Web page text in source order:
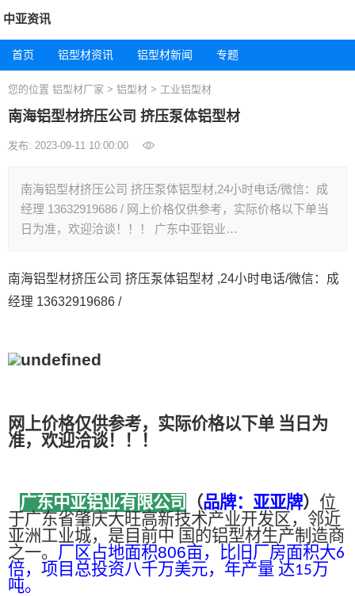
中亚资讯
首页 铝型材资讯 铝型材新闻 专题
您的位置 铝型材厂家 > 铝型材 > 工业铝型材
南海铝型材挤压公司 挤压泵体铝型材
发布: 2023-09-11 10:00:00
南海铝型材挤压公司 挤压泵体铝型材,24小时电话/微信：成
经理 13632919686 / 网上价格仅供参考，实际价格以下单当
日为准，欢迎洽谈！！！ 广东中亚铝业…
南海铝型材挤压公司 挤压泵体铝型材 ,24小时电话/微信：成
经理 13632919686 /
网上价格仅供参考，实际价格以下单 当日为
准，欢迎洽谈！！！
广东中亚铝业有限公司 （品牌：亚亚牌） 位
于广东省肇庆大旺高新技术产业开发区，邻近
亚洲工业城，是目前中 国的铝型材生产制造商
之一。 厂区占地面积806亩，比旧厂房面积大6
倍，项目总投资八千万美元，年产量 达15万
吨。